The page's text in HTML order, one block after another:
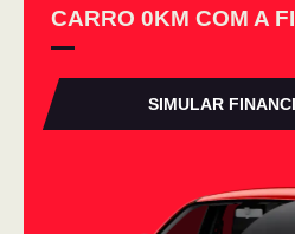
CARRO 0KM COM A
SIMULAR